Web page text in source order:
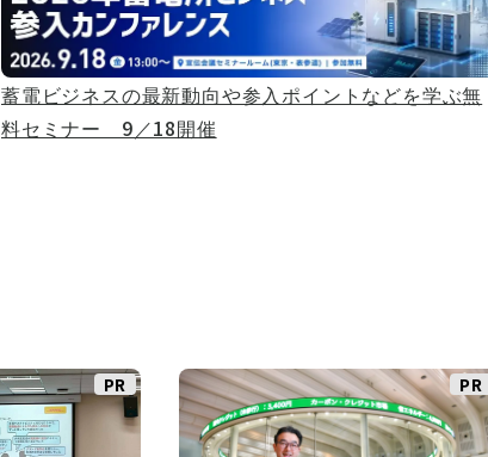
蓄電ビジネスの最新動向や参入ポイントなどを学ぶ無
料セミナー 9／18開催
PR PR